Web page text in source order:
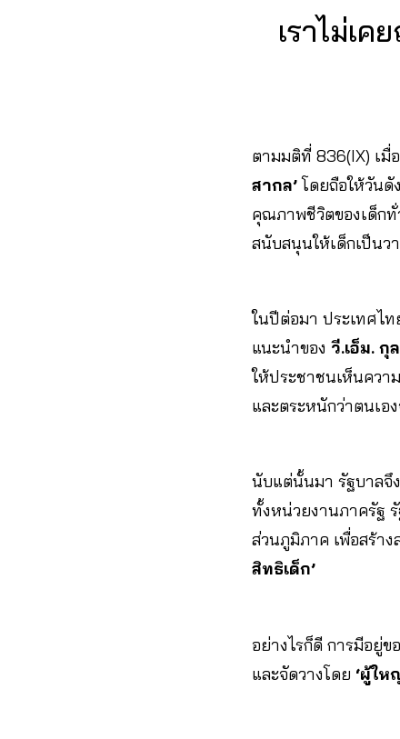
เราไม่เค
ตามมติที่ 836(IX) เมื่
สากล’โดยถือให้วันดั
คุณภาพชีวิตของเด็กทั่
สนับสนุนให้เด็กเป็น
ในปีต่อมา ประเทศไ
แนะนำของ วี.เอ็ม. กุ
ให้ประชาชนเห็นควา
และตระหนักว่าตนเอ
นับแต่นั้นมา รัฐบาลจึ
ทั้งหน่วยงานภาครัฐ
ส่วนภูมิภาค เพื่อสร้า
สิทธิเด็ก’
อย่างไรก็ดี การมีอยู่ข
และจัดวางโดย ‘ผู้ให